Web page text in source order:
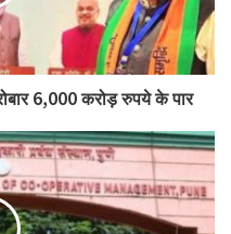
6,000 करोड़ रुपये के पार